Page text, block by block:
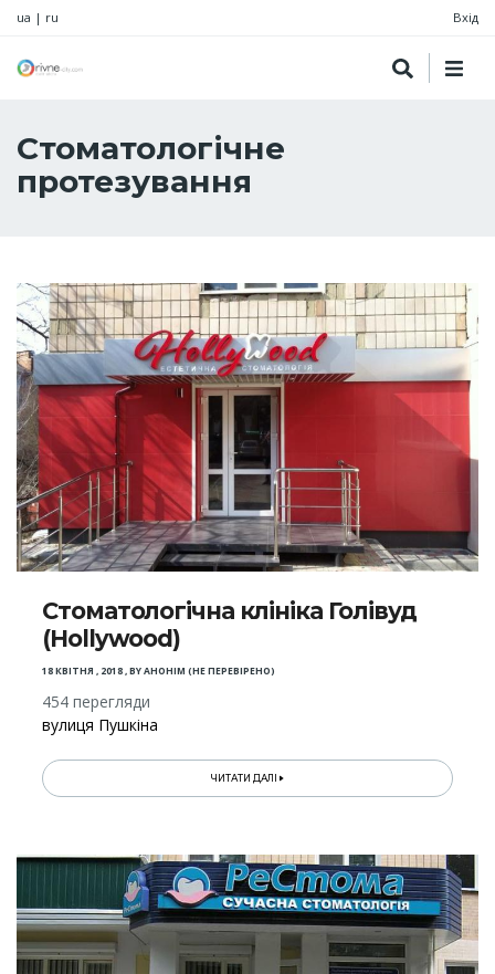
ua | ru Вхід
Стоматологічне
протезування
Стоматологічна клініка Голівуд
(Hollywood)
18 КВІТНЯ , 2018,BYАНОНІМ (НЕ ПЕРЕВІРЕНО)
454 перегляди
вулиця Пушкіна
ЧИТАТИ ДАЛІ